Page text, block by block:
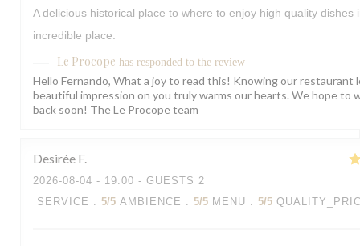
A delicious historical place to where to enjoy high quality dishes
incredible place.
Le Procope has responded to the review
Hello Fernando, What a joy to read this! Knowing our restaurant
beautiful impression on you truly warms our hearts. We hope to
back soon! The Le Procope team
Desirée F
2026-08-04 - 19:00 - GUESTS 2
SERVICE : 5/5 AMBIENCE : 5/5 MENU : 5/5